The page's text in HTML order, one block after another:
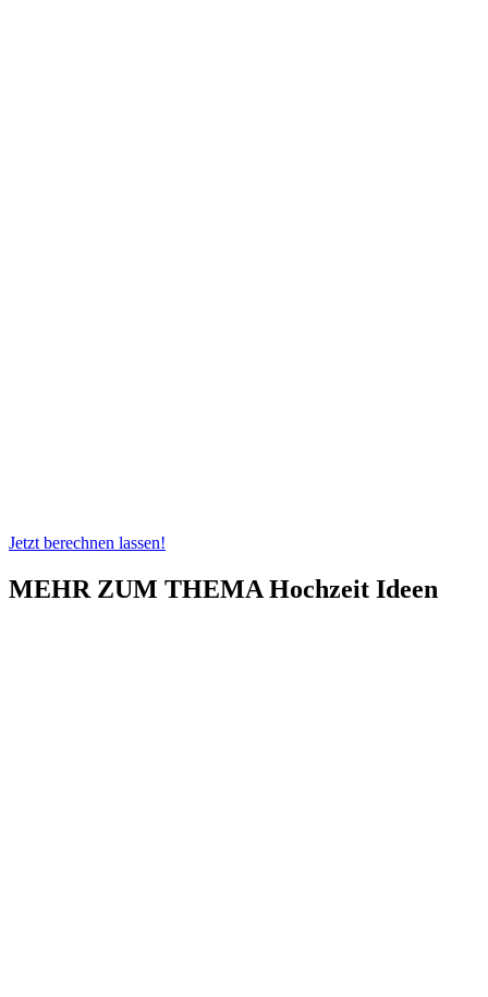
Jetzt berechnen lassen!
MEHR ZUM THEMA Hochzeit Ideen